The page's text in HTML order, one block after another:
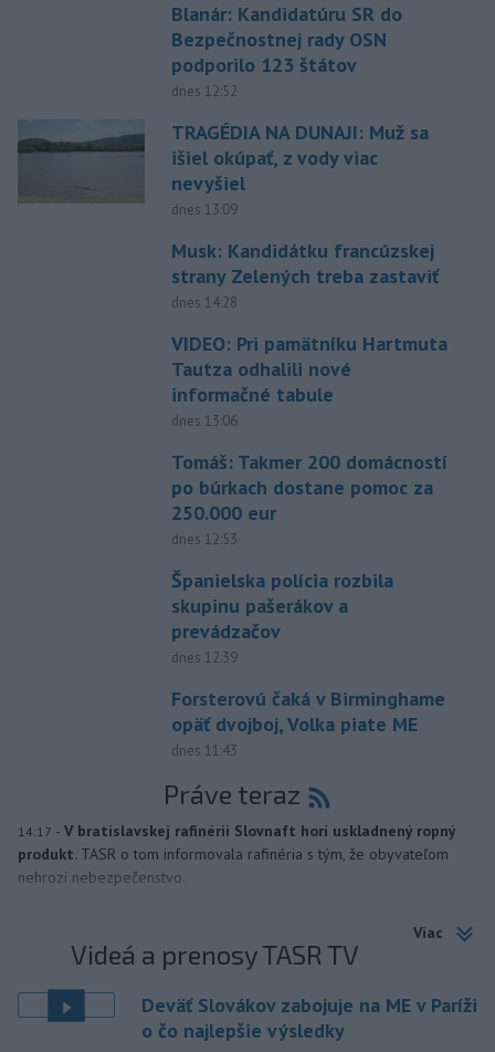
Blanár: Kandidatúru SR do
Bezpečnostnej rady OSN
podporilo 123 štátov
dnes 12:52
TRAGÉDIA NA DUNAJI: Muž sa
išiel okúpať, z vody viac
nevyšiel
dnes 13:09
Musk: Kandidátku francúzskej
strany Zelených treba zastaviť
dnes 14:28
VIDEO: Pri pamätníku Hartmuta
Tautza odhalili nové
informačné tabule
dnes 13:06
Tomáš: Takmer 200 domácností
po búrkach dostane pomoc za
250.000 eur
dnes 12:53
Španielska polícia rozbila
skupinu pašerákov a
prevádzačov
dnes 12:39
Forsterovú čaká v Birminghame
opäť dvojboj, Volka piate ME
dnes 11:43
Práve teraz
14:17 - V bratislavskej rafinérii Slovnaft horí uskladnený ropný
produkt. TASR o tom informovala rafinéria s tým, že obyvateľom
nehrozí nebezpečenstvo.
Viac
Videá a prenosy TASR TV
Deväť Slovákov zabojuje na ME v Paríži
o čo najlepšie výsledky